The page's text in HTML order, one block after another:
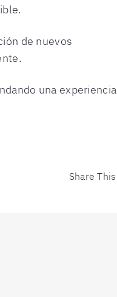
de nuevos
una experiencia
Share This